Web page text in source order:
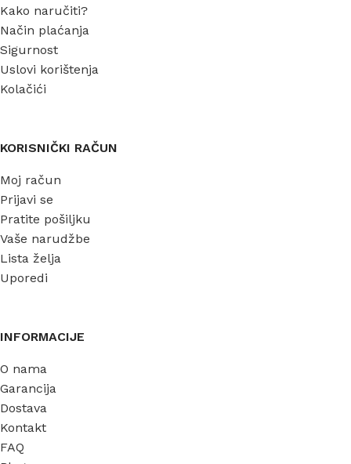
Kako naručiti?
Način plaćanja
Sigurnost
Uslovi korištenja
Kolačići
KORISNIČKI RAČUN
Moj račun
Prijavi se
Pratite pošiljku
Vaše narudžbe
Lista želja
Uporedi
INFORMACIJE
O nama
Garancija
Dostava
Kontakt
FAQ